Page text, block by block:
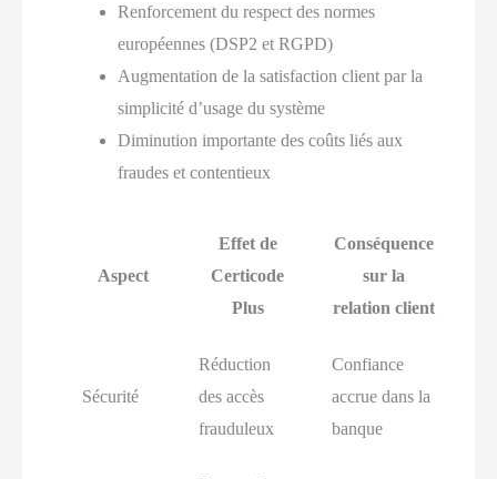
Renforcement du respect des normes
européennes (DSP2 et RGPD)
Augmentation de la satisfaction client par la
simplicité d’usage du système
Diminution importante des coûts liés aux
fraudes et contentieux
Aspect
Effet de
Certicode
Plus
Conséquence
sur la
relation client
Sécurité
Réduction
des accès
frauduleux
Confiance
accrue dans la
banque